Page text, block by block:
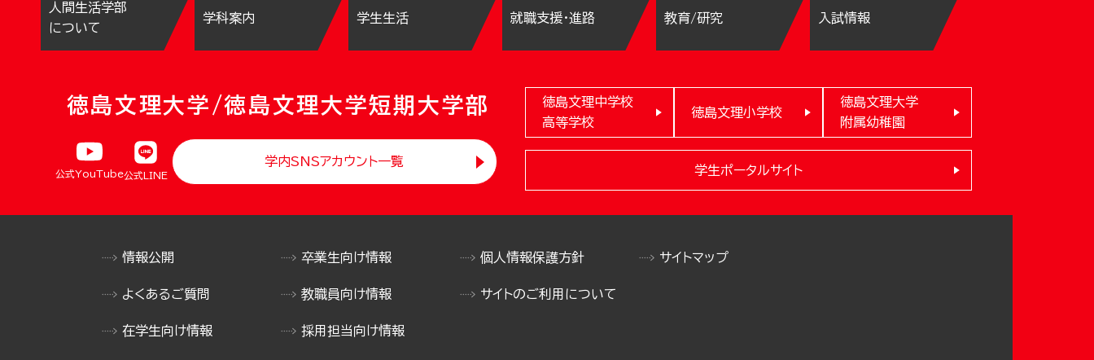
人間生活学部
について
学科案内 学生生活 就職支援・進路 教育/研究 入試情報
徳島文理大学/徳島文理大学短期大学部
公式YouTube公式LINE
学内SNSアカウント一覧
徳島文理中学校
高等学校
徳島文理小学校
徳島文理大学
附属幼稚園
学生ポータルサイト
情報公開
よくあるご質問
在学生向け情報
卒業生向け情報
教職員向け情報
採用担当向け情報
個人情報保護方針
サイトのご利用について
サイトマップ